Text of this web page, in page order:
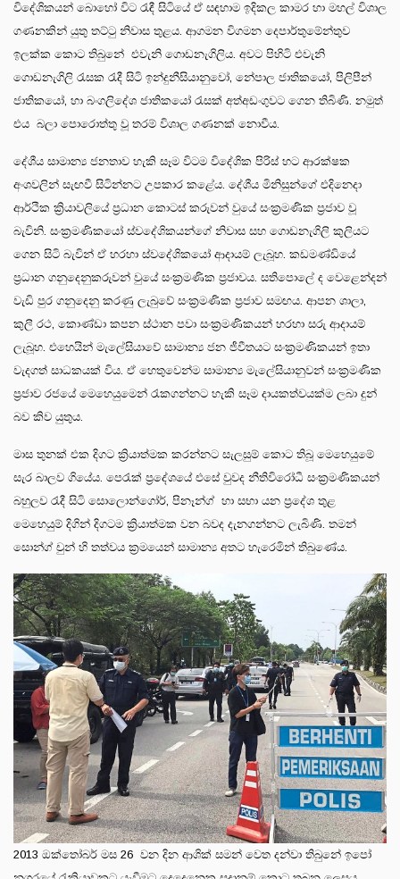
විදේශිකයන් බොහෝ විට රැඳී සිටියේ ඒ සඳහාම ඉදිකල කාමර හා මහල් විශාල
ගණනකින් යුතු තට්ටු නිවාස තුළය. ආගමන විගමන දෙපාර්තුමේන්තුව
ඉලක්ක කොට තිබුනේ එවැනි ගොඩනැගිලිය. අවට පිහිටි එවැනි
ගොඩනැගිලි රැසක රැදී සිටි ඉන්දුනීසියානුවෝ, නේපාල ජාතිකයෝ, පිලිපීන්
ජාතිකයෝ, හා බංගලිදේශ ජාතිකයෝ රැසක් අත්අඩංගුවට ගෙන තිබිණි. නමුත්
එය බලා පොරොත්තු වූ තරම් විශාල ගණනක් නොවීය.
දේශීය සාමාන්‍ය ජනතාව හැකි සෑම විටම විදේශික පිරිස් හට ආරක්ෂක
අංශවලින් සැඟවී සිටින්නට උපකාර කළේය. දේශීය මිනිසුන්ගේ එදිනෙදා
ආර්ථික ක්‍රියාවලියේ ප්‍රධාන කොටස් කරුවන් වුයේ සංක්‍රමණික ප්‍රජාව වූ
බැවිනි. සංක්‍රමණිකයෝ ස්වදේශිකයන්ගේ නිවාස සහ ගොඩනැගිලි කුලියට
ගෙන සිටි බැවින් ඒ හරහා ස්වදේශිකයෝ ආදායම් ලැබූහ. කඩමණ්ඩියේ
ප්‍රධාන ගනුදෙනුකරුවන් වුයේ සංක්‍රමණික ප්‍රජාවය. සතිපොලේ ද වෙළෙන්දන්
වැඩි පුර ගනුදෙනු කරණු ලැබුවේ සංක්‍රමණික ප්‍රජාව සමඟය. ආපන ශාලා,
කුලී රථ, කොණ්ඩා කපන ස්ථාන පවා සංක්‍රමණිකයන් හරහා සරු ආදායම්
ලැබූහ. එහෙයින් මැලේසියාවේ සාමාන්‍ය ජන ජීවීතයට සංක්‍රමණිකයන් ඉතා
වැදගත් සාධකයක් විය. ඒ හෙතුවෙන්ම සාමාන්‍ය මැලේසියානුවන් සංක්‍රමණික
ප්‍රජාව රජයේ මෙහෙයුමෙන් රැකගන්නට හැකි සෑම දායකත්වයක්ම ලබා දුන්
බව කිව යුතුය.
මාස තුනක් එක දිගට ක්‍රියාත්මක කරන්නට සැලසුම් කොට තිබූ මෙහෙයුමේ
සැර බාලව ගියේය. පෙරැක් ප්‍රදේශයේ එසේ වුවද නීතිවිරෝධී සංක්‍රමණිකයන්
බහුලව රැදී සිටි සොලොන්ගෝර්, පිනෑන්ග් හා සභා යන ප්‍රදේශ තුළ
මෙහෙයුම් දිගින් දිගටම ක්‍රියාත්මක වන බවද දැනගන්නට ලැබිණි. තමන්
සොන්ග් චුන් හි තත්වය ක්‍රමයෙන් සාමාන්‍ය අතට හැරෙමින් තිබුණේය.
2013 ඔක්තෝබර් මස 26 වන දින ආශික් සමන් වෙත දන්වා තිබුනේ ඉපෝ